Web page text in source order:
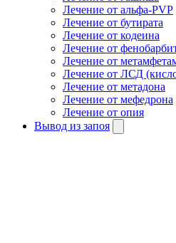
Лечение от альфа-PVP
Лечение от бутирата
Лечение от кодеина
Лечение от
Лечение от
Лечение от ЛСД
Лечение от метадона
Лечение от мефедрона
Лечение от опия
Вывод из запоя